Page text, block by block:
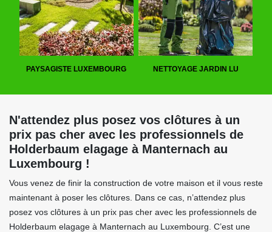
PAYSAGISTE LUXEMBOURG NETTOYAGE JARDIN LU
N'attendez plus posez vos clôtures à un
prix pas cher avec les professionnels de
Holderbaum elagage à Manternach au
Luxembourg !
Vous venez de finir la construction de votre maison et il vous reste
maintenant à poser les clôtures. Dans ce cas, n’attendez plus
posez vos clôtures à un prix pas cher avec les professionnels de
Holderbaum elagage à Manternach au Luxembourg. C’est une